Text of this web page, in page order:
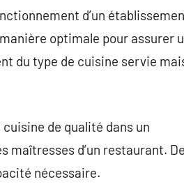
d’un
optimale pour assurer
du type de cuisine servie
de qualité dans un
d’un restaurant.
nécessaire.